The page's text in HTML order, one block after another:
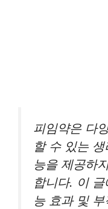
피임약은 다
할 수 있는
능을 제공하
합니다. 이
능 효과 및